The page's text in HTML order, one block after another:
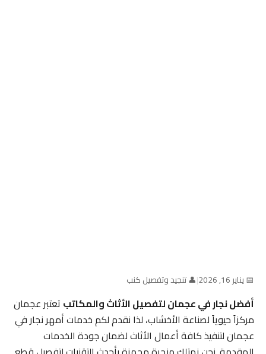
📅 يناير 16, 2026 |👤 تنجيد وتفصيل كنب
أفضل نجار في عجمان لتفصيل الأثاث والمكاتبتعتبر عجمان
مركزاً حيوياً لصناعة الأخشاب، لذا نقدم لكم خدمات أمهر نجار في
عجمان لتنفيذ كافة أعمال الأثاث لضمان جودة الخدمات